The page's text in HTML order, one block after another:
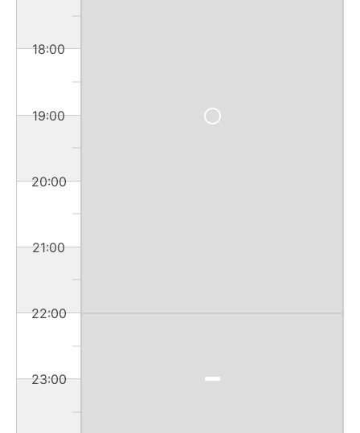
18:00
19:00
20:00
21:00
22:00
23:00